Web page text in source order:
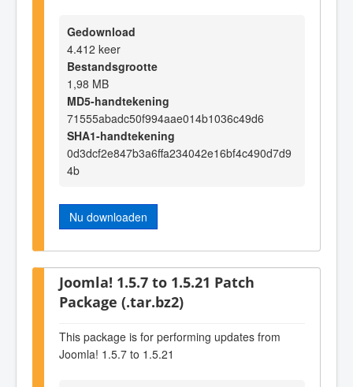
Gedownload
4.412 keer
Bestandsgrootte
1,98 MB
MD5-handtekening
71555abadc50f994aae014b1036c49d6
SHA1-handtekening
0d3dcf2e847b3a6ffa234042e16bf4c490d7d9
4b
Nu downloaden
Joomla! 1.5.7 to 1.5.21 Patch
Package (.tar.bz2)
This package is for performing updates from
Joomla! 1.5.7 to 1.5.21